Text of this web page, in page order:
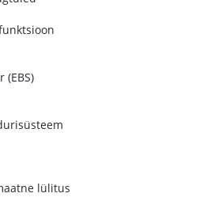
lülitus